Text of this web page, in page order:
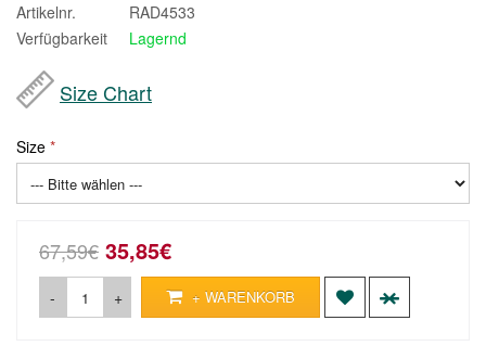
Artikelnr.
RAD4533
Verfügbarkeit
Lagernd
Size Chart
Size
67,59€ 35,85€
- + + WARENKORB